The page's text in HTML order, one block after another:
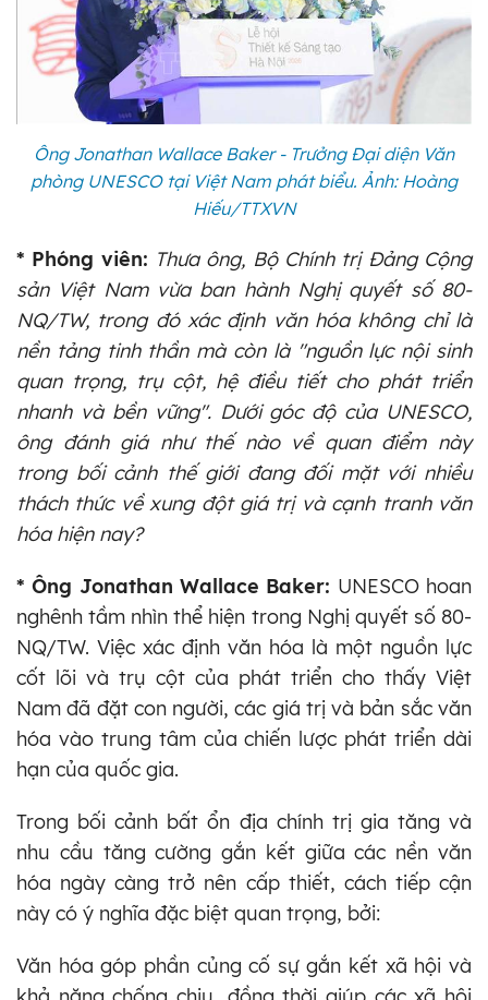
Ông Jonathan Wallace Baker - Trưởng Đại diện Văn
phòng UNESCO tại Việt Nam phát biểu. Ảnh: Hoàng
Hiếu/TTXVN
* Phóng viên: Thưa ông, Bộ Chính trị Đảng Cộng
sản Việt Nam vừa ban hành Nghị quyết số 80-
NQ/TW, trong đó xác định văn hóa không chỉ là
nền tảng tinh thần mà còn là "nguồn lực nội sinh
quan trọng, trụ cột, hệ điều tiết cho phát triển
nhanh và bền vững". Dưới góc độ của UNESCO,
ông đánh giá như thế nào về quan điểm này
trong bối cảnh thế giới đang đối mặt với nhiều
thách thức về xung đột giá trị và cạnh tranh văn
hóa hiện nay?
* Ông Jonathan Wallace Baker: UNESCO hoan
nghênh tầm nhìn thể hiện trong Nghị quyết số 80-
NQ/TW. Việc xác định văn hóa là một nguồn lực
cốt lõi và trụ cột của phát triển cho thấy Việt
Nam đã đặt con người, các giá trị và bản sắc văn
hóa vào trung tâm của chiến lược phát triển dài
hạn của quốc gia.
Trong bối cảnh bất ổn địa chính trị gia tăng và
nhu cầu tăng cường gắn kết giữa các nền văn
hóa ngày càng trở nên cấp thiết, cách tiếp cận
này có ý nghĩa đặc biệt quan trọng, bởi:
Văn hóa góp phần củng cố sự gắn kết xã hội và